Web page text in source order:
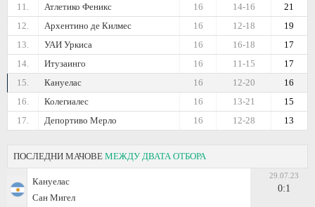
11.
Атлетико Феникс 21
14-16
16
12.
Архентино де Килмес 19
12-18
16
13.
УАИ Уркиса 17
16-18
16
14.
Итузаинго 17
11-15
16
15.
Кануелас 16
12-20
16
16.
Колегиалес 15
13-21
16
17.
Депортиво Мерло 13
12-28
16
ПОСЛЕДНИ МАЧОВЕ МЕЖДУ ДВАТА ОТБОРА
Кануелас
Сан Мигел
29.07.23
0:1